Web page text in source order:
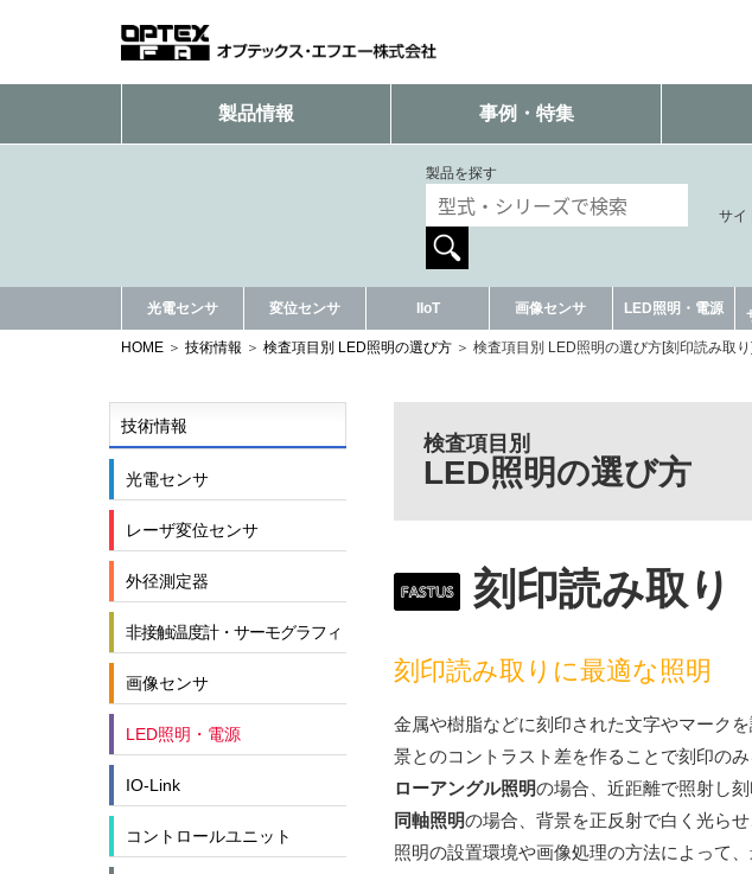
製品情報 事例・特集
製品を探す
サイ
光電センサ 変位センサ IIoT 画像センサ LED照明・電源
HOME 技術情報 検査項目別 LED照明の選び方 検査項目別 LED照明の選び方[刻印読み取り]
技術情報
光電センサ
レーザ変位センサ
外径測定器
非接触温度計・サーモグラフィ
画像センサ
LED照明・電源
IO-Link
コントロールユニット
検査項目別
LED照明の選び方
刻印読み取り
刻印読み取りに最適な照明
金属や樹脂などに刻印された文字やマークを
景とのコントラスト差を作ることで刻印のみ
ローアングル照明の場合、近距離で照射し
同軸照明の場合、背景を正反射で白く光ら
照明の設置環境や画像処理の方法によって